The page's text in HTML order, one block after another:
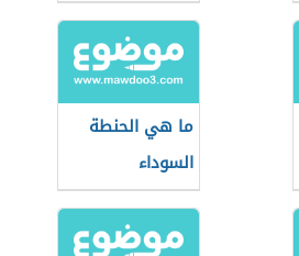
ما هي الحنطة
السوداء